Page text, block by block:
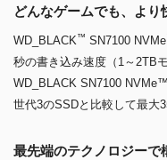
どんなゲームでも、より
WD_BLACK™ SN7100 NVMe
秒の書き込み速度（1～2TB
WD_BLACK SN7100
世代3のSSDと比較して最大
最先端のテクノロジーで